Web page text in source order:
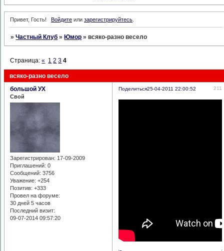
Привет, Гость! Войдитеили зарегистрируйтесь.
»Частный Клуб »Юмор »всяко-разно весело
всяко-разно весело
Страница:« 1 2 3 4
Поделиться 211
25-04-2011 22:00:52
большой УХ
Свой
Зарегистрирован: 17-09-2009
Приглашений: 0
Сообщений: 3756
Уважение: +254
Позитив: +333
Провел на форуме:
30 дней 5 часов
Последний визит:
09-07-2014 09:57:20